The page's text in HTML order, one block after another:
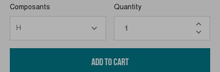
Composants Quantity
ADD TO CART